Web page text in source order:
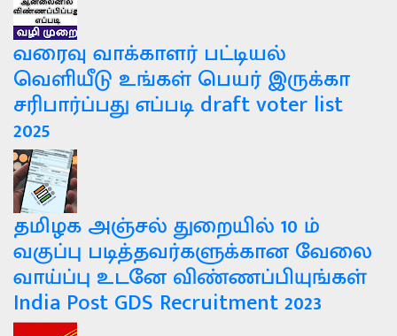
வரைவு வாக்காளர் பட்டியல்
வெளியீடு உங்கள் பெயர் இருக்கா
சரிபார்ப்பது எப்படி draft voter list
2025
தமிழக அஞ்சல் துறையில் 10 ம்
வகுப்பு படித்தவர்களுக்கான வேலை
வாய்ப்பு உடனே விண்ணப்பியுங்கள்
India Post GDS Recruitment 2023